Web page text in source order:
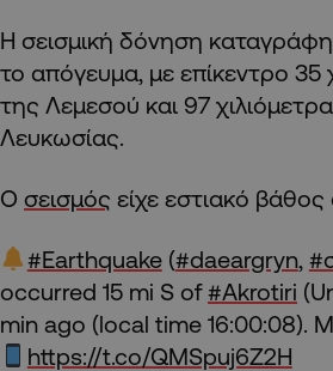
Η σεισμική δόνηση
το απόγευμα, με επίκεντρο 35
της Λεμεσού και 97
Λευκωσίας.
Ο σεισμός είχε εστιακό
#Earthquake(#daeargryn,
occurred 15 mi S of#Akrotiri
min ago (local time 16:00:08).
https://t.co/QMSpuj6Z2H